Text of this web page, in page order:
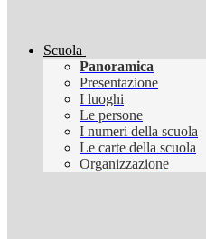
Scuola
Panoramica
Presentazione
I luoghi
Le persone
I numeri della scuola
Le carte della scuola
Organizzazione